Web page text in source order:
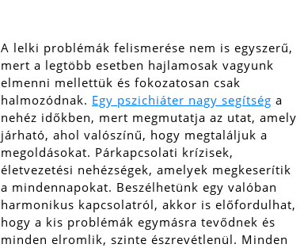
A lelki problémák felismerése nem is egyszerű,
mert a legtöbb esetben hajlamosak vagyunk
elmenni mellettük és fokozatosan csak
halmozódnak. Egy pszichiáter nagy segítség a
nehéz időkben, mert megmutatja az utat, amely
járható, ahol valószínű, hogy megtaláljuk a
megoldásokat. Párkapcsolati krízisek,
életvezetési nehézségek, amelyek megkeserítik
a mindennapokat. Beszélhetünk egy valóban
harmonikus kapcsolatról, akkor is előfordulhat,
hogy a kis problémák egymásra tevődnek és
minden elromlik, szinte észrevétlenül. Minden